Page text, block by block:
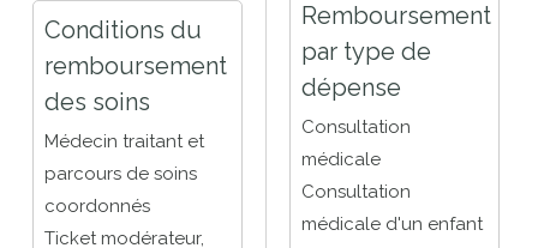
Conditions du
remboursement
des soins
Médecin traitant et
parcours de soins
coordonnés
Ticket modérateur,
Remboursement
par type de
dépense
Consultation
médicale
Consultation
médicale d'un enfant